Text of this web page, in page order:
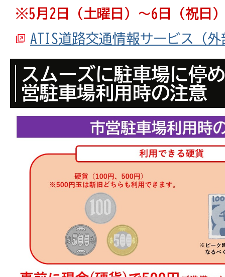
※5月2日（土曜日）～6日（祝日
ATIS道路交通情報サービス（
スムーズに駐車場に停
営駐車場利用時の注意